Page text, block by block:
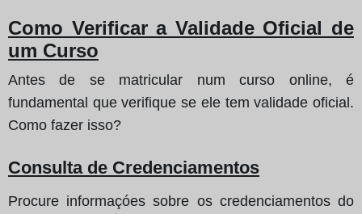
Como Verificar a Validade Oficial de
um Curso
Antes de se matricular num curso online, é
fundamental que verifique se ele tem validade oficial.
Como fazer isso?
Consulta de Credenciamentos
Procure informaçóes sobre os credenciamentos do